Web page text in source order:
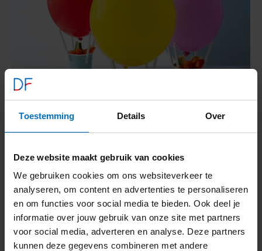
Toestemming Details Over
Deze website maakt gebruik van cookies
We gebruiken cookies om ons websiteverkeer te
analyseren, om content en advertenties te personaliseren
en om functies voor social media te bieden. Ook deel je
informatie over jouw gebruik van onze site met partners
voor social media, adverteren en analyse. Deze partners
kunnen deze gegevens combineren met andere
Lucht­ballon met groente­mandje
35kcal 5,4g kh 0,4g vet
Bekijk recept Lucht­
ballon
met
groente­
mandje